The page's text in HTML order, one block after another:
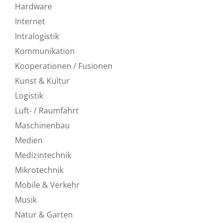
Hardware
Internet
Intralogistik
Kommunikation
Kooperationen / Fusionen
Kunst & Kultur
Logistik
Luft- / Raumfahrt
Maschinenbau
Medien
Medizintechnik
Mikrotechnik
Mobile & Verkehr
Musik
Natur & Garten